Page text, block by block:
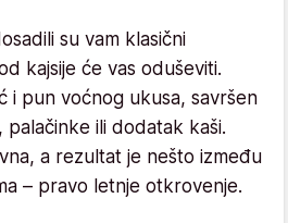
su vam klasični
kajsije će vas oduševiti.
i pun voćnog ukusa, savršen
palačinke ili dodatak kaši.
a rezultat je nešto između
– pravo letnje otkrovenje.